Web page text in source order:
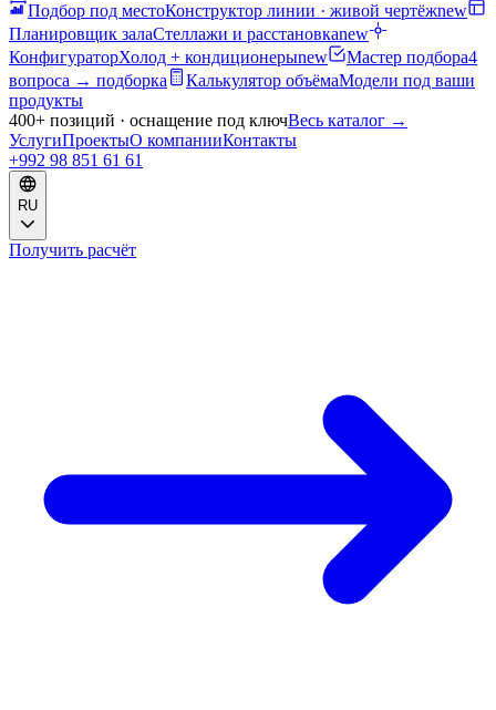
Подбор под местоКонструктор линии · живой чертёжnew
Планировщик залаСтеллажи и расстановкаnew
КонфигураторХолод + кондиционерыnew Мастер подбора4
вопроса → подборка
Калькулятор объёмаМодели под ваши
продукты
400+ позиций · оснащение под ключВесь каталог →
УслугиПроектыО компанииКонтакты
+992 98 851 61 61
RU
Получить расчёт